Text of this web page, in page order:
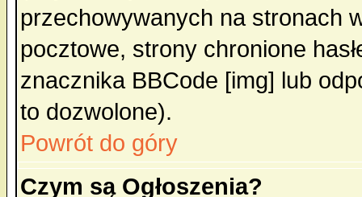
przechowywanych na stronach
pocztowe, strony chronione
znacznika BBCode [img] lub
to dozwolone).
Powrót do góry
Czym są Ogłoszenia?